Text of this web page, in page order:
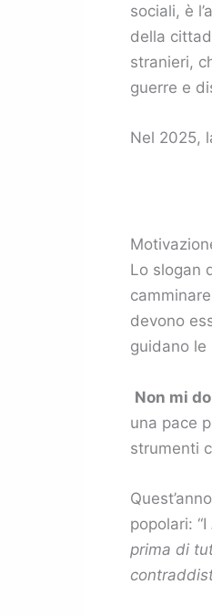
sociali, è
della
stranieri,
guerre e
Nel 2025,
Lo slogan
devono
guidano le
Non mi
una pace
strumenti
popolari: “I
prima di